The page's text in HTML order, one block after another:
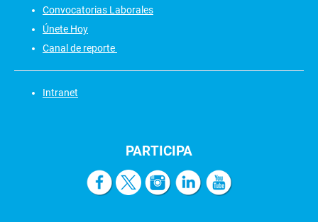
Convocatorias Laborales
Únete Hoy
Canal de reporte
Intranet
PARTICIPA